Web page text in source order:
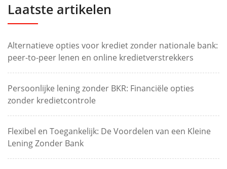
Laatste artikelen
Alternatieve opties voor krediet zonder nationale bank:
peer-to-peer lenen en online kredietverstrekkers
Persoonlijke lening zonder BKR: Financiële opties
zonder kredietcontrole
Flexibel en Toegankelijk: De Voordelen van een Kleine
Lening Zonder Bank